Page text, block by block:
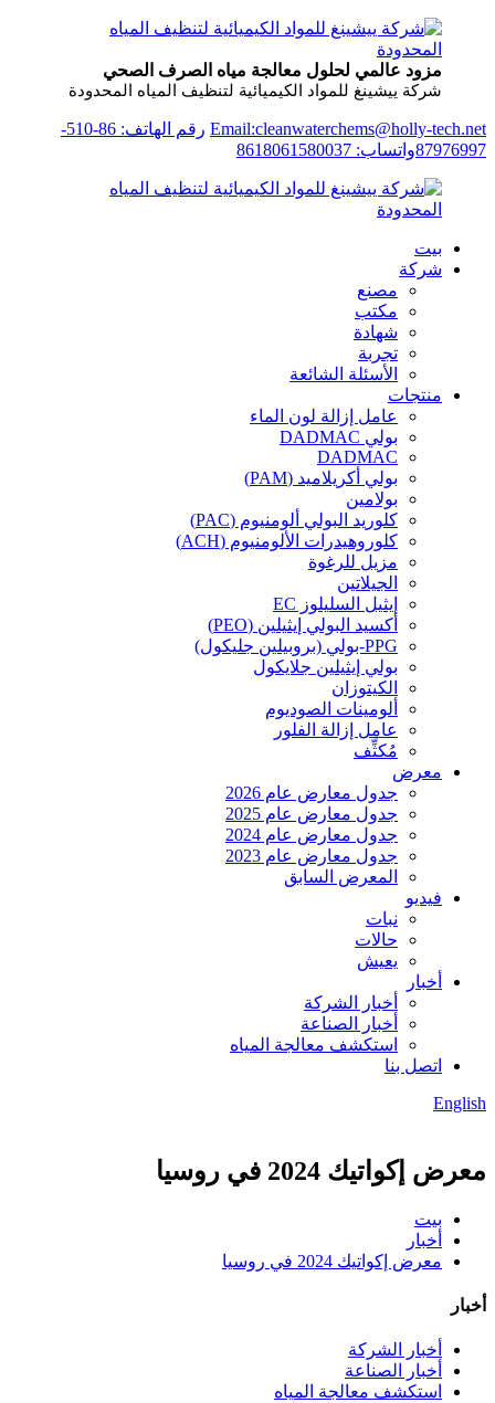
مزود عالمي لحلول معالجة مياه الصرف الصحي
شركة ييشينغ للمواد الكيميائية لتنظيف المياه المحدودة
Email:cleanwaterchems@holly-tech.net
رقم الهاتف: 86-510-
87976997واتساب: 8618061580037
بيت
شركة
مصنع
مكتب
شهادة
تجربة
الأسئلة الشائعة
منتجات
عامل إزالة لون الماء
بولي DADMAC
DADMAC
بولي أكريلاميد (PAM)
بولامين
كلوريد البولي ألومنيوم (PAC)
كلوروهيدرات الألومنيوم (ACH)
مزيل للرغوة
الجيلاتين
إيثيل السليلوز EC
أكسيد البولي إيثيلين (PEO)
PPG-بولي (بروبيلين جليكول)
بولي إيثيلين جلايكول
الكيتوزان
ألومينات الصوديوم
عامل إزالة الفلور
مُكثِّف
معرض
جدول معارض عام 2026
جدول معارض عام 2025
جدول معارض عام 2024
جدول معارض عام 2023
المعرض السابق
فيديو
نبات
حالات
يعيش
أخبار
أخبار الشركة
أخبار الصناعة
استكشف معالجة المياه
اتصل بنا
English
معرض إكواتيك 2024 في روسيا
بيت
أخبار
معرض إكواتيك 2024 في روسيا
أخبار
أخبار الشركة
أخبار الصناعة
استكشف معالجة المياه